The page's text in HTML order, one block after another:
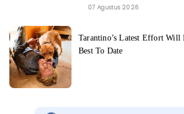
07 Agustus 2026